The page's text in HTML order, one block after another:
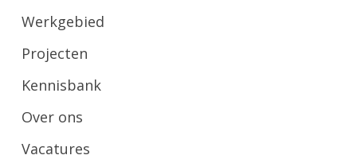
Werkgebied
Projecten
Kennisbank
Over ons
Vacatures